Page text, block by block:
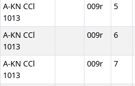
A-KN CCl
1013
009r 5
A-KN CCl
1013
009r 6
A-KN CCl
1013
009r 7